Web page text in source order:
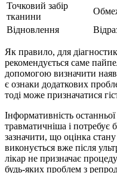
Точковий забір
тканини
Відновлення
Як правило, для
рекомендується саме
допомогою визначити
є ознаки додаткових
тоді може призначатися
Інформативність
травматичніша і потребує
зазначити, що оцінка
виконується вже після
лікар не призначає
будь-яких проблем з